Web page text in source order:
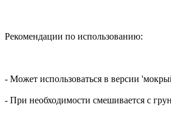
Рекомендации по использованию:
- Может использоваться в версии
- При необходимости смешивается с